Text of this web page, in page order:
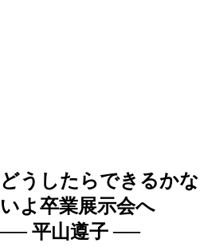
どうしたらできるかな
いよ卒業展示会へ
── 平山遵子 ──